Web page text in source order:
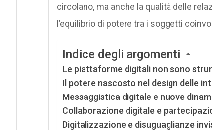
circolano, ma anche la qualità delle
l’equilibrio di potere tra i soggetti
Indice degli argomenti
Le piattaforme digitali non sono
Il potere nascosto nel design delle
Messaggistica digitale e nuove
Collaborazione digitale e
Digitalizzazione e disuguaglianze